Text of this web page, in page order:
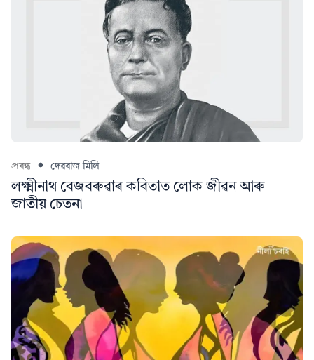
প্ৰবন্ধ দেৱৰাজ মিলি
লক্ষ্মীনাথ বেজবৰুৱাৰ কবিতাত লোক জীৱন আৰু
জাতীয় চেতনা